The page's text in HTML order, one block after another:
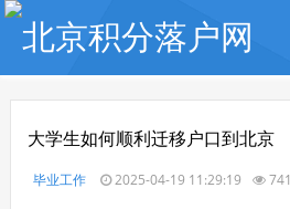
大学生如何顺利迁移户口到北京
毕业工作 2025-04-19 11:29:19 741